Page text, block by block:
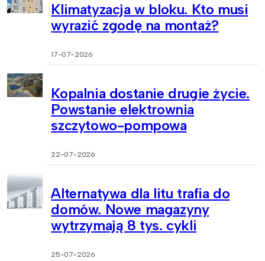
Klimatyzacja w bloku. Kto musi
wyrazić zgodę na montaż?
17-07-2026
Kopalnia dostanie drugie życie.
Powstanie elektrownia
szczytowo-pompowa
22-07-2026
Alternatywa dla litu trafia do
domów. Nowe magazyny
wytrzymają 8 tys. cykli
25-07-2026